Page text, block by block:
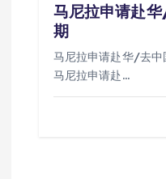
马尼拉申请赴
期
马尼拉申请赴华/去中
马尼拉申请赴…